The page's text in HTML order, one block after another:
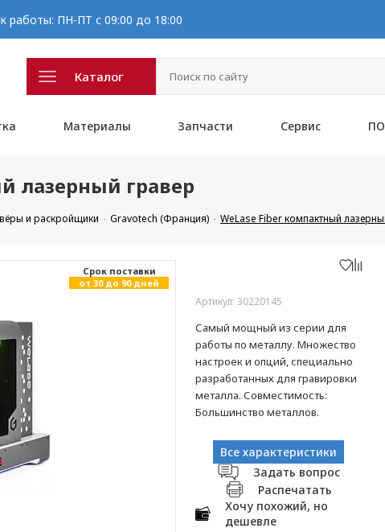
работы: ПН-ПТ с 09:00 до 18:00
Каталог
Материалы Запчасти Сервис ПО
лазерный гравер
и раскройщики Gravotech (Франция) WeLase Fiber компактный
Cрок поставки
от 30 до 90 дней
Артикул: 30220145
Самый мощный из серии для
работы по металлу. Множество
настроек и опций, специально
разработанных для гравировки
металла. Совместимость:
Большинство металлов.
Все характеристики
Задать вопрос
Распечатать
Хочу похожий, но
дешевле